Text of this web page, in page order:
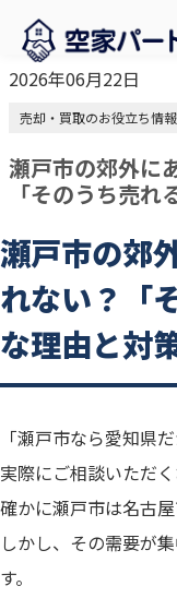
2026年06月22日
売却・買取のお役立ち情報
瀬戸市の郊外に
「そのうち売
瀬戸市の郊
れない？「
な理由と対
「瀬戸市なら愛知県
実際にご相談いただ
確かに瀬戸市は名古
しかし、その需要が
す。